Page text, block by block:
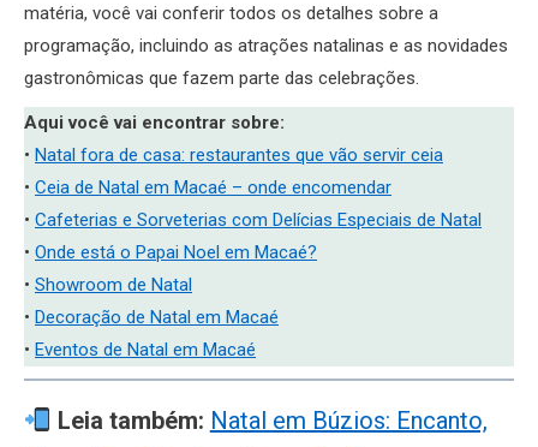
matéria, você vai conferir todos os detalhes sobre a
programação, incluindo as atrações natalinas e as novidades
gastronômicas que fazem parte das celebrações.
Aqui você vai encontrar sobre:
• Natal fora de casa: restaurantes que vão servir ceia
• Ceia de Natal em Macaé – onde encomendar
• Cafeterias e Sorveterias com Delícias Especiais de Natal
• Onde está o Papai Noel em Macaé?
• Showroom de Natal
• Decoração de Natal em Macaé
• Eventos de Natal em Macaé
Leia também: Natal em Búzios: Encanto,